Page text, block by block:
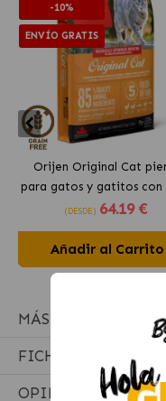
-10%
ENVÍO GRATIS
Orijen Original Cat
para gatos y gatitos con
(DESDE) 64.19 €
Añadir al Carrito
MÁS
FICHA TÉCNICA
OPINIONES